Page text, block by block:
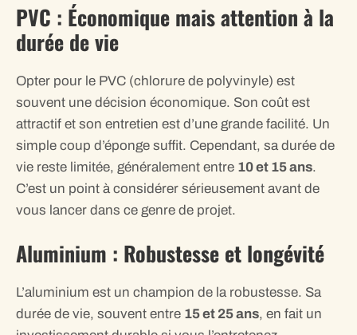
PVC : Économique mais attention à la
durée de vie
Opter pour le PVC (chlorure de polyvinyle) est
souvent une décision économique. Son coût est
attractif et son entretien est d’une grande facilité. Un
simple coup d’éponge suffit. Cependant, sa durée de
vie reste limitée, généralement entre 10 et 15 ans.
C’est un point à considérer sérieusement avant de
vous lancer dans ce genre de projet.
Aluminium : Robustesse et longévité
L’aluminium est un champion de la robustesse. Sa
durée de vie, souvent entre 15 et 25 ans, en fait un